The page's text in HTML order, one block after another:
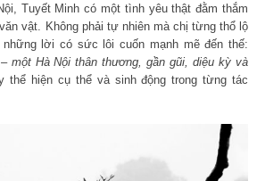
Tuyết Minh có một tình yêu thật đằm thắm
vật. Không phải tự nhiên mà chị từng thổ lộ
lời có sức lôi cuốn mạnh mẽ đến thế:
một Hà Nội thân thương, gần gũi, diệu kỳ và
thể hiện cụ thể và sinh động trong từng tác